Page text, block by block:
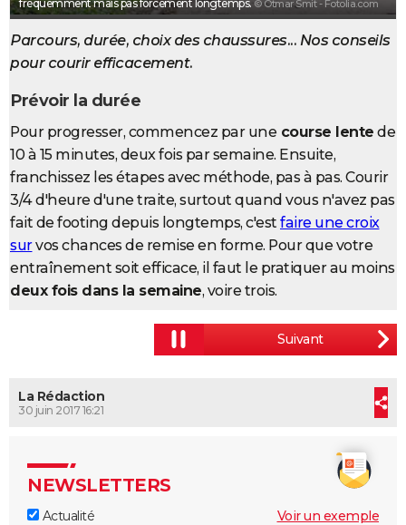
Destinations
City break
Voyage nature
Voyage de noces
Forum
Climat
+
PHOTO
GUIDES D'ACHAT
BONS PLANS
CARTE DE VOEUX
Carte de Noël
Carte Bonne année
Carte Saint-Valentin
Carte Pâques
Carte d'anniversaire
DICTIONNAIRE
Dictionnaire
Biographies
Citations
Expressions
Proverbes
PROGRAMME TV
COPAINS D'AVANT
S'inscrire
Se connecter
Lycées
Collèges
Primaires
Universités
Entreprises
Service militaire
Avis de recherche
fréquemment mais pas forcément longtemps. © Otmar Smit - Fotolia.com
Parcours, durée, choix des chaussures... Nos conseils
pour courir efficacement.
Prévoir la durée
Pour progresser, commencez par une course lente de
10 à 15 minutes, deux fois par semaine. Ensuite,
franchissez les étapes avec méthode, pas à pas. Courir
3/4 d'heure d'une traite, surtout quand vous n'avez pas
fait de footing depuis longtemps, c'est faire une croix
survos chances de remise en forme. Pour que votre
entraînement soit efficace, il faut le pratiquer au moins
deux fois dans la semaine, voire trois.
La Rédaction
30 juin 2017 16:21
NEWSLETTERS
Actualité
Voir un exemple